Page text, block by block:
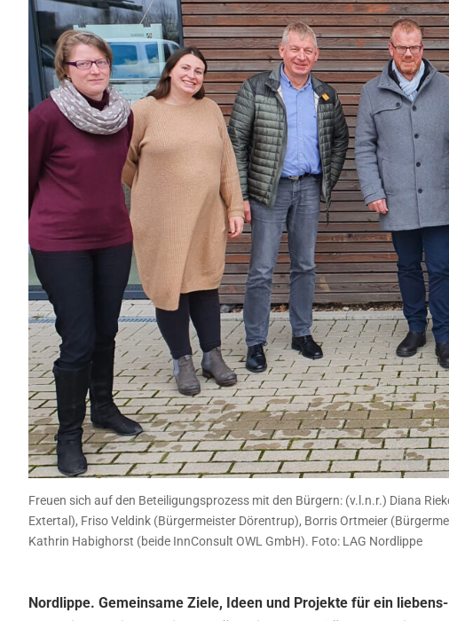
Freuen sich auf den Beteiligungsprozess mit den Bürgern: (v.l.n.r.) Diana
Extertal), Friso Veldink (Bürgermeister Dörentrup), Borris Ortmeier
Kathrin Habighorst (beide InnConsult OWL GmbH). Foto: LAG Nordlippe
Nordlippe. Gemeinsame Ziele, Ideen und Projekte für ein